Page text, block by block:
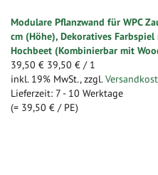
Modulare Pflanzwand für WPC
cm (Höhe), Dekoratives
Hochbeet (Kombinierbar mit
39,50 € 39,50 € / 1
inkl. 19% MwSt., zzgl.
Lieferzeit: 7 - 10 Werktage
(= 39,50 € / PE)